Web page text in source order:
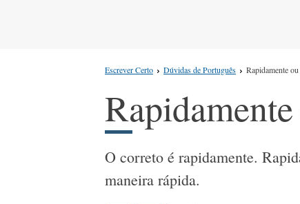
Escrever Certo Dúvidas de Português Rapidamente
O correto é rapidamente.
maneira rápida.